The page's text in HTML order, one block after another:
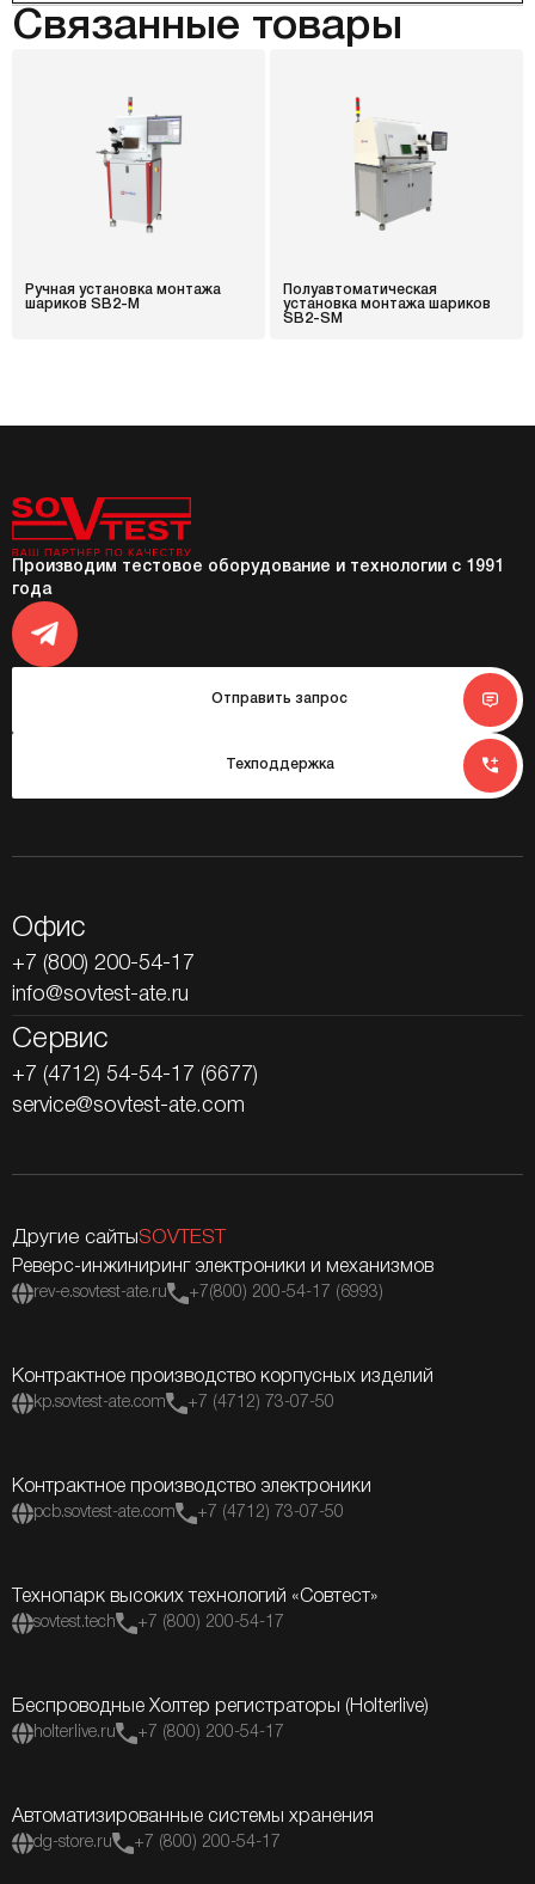
Связанные товары
Ручная установка монтажа
шариков SB2-M
Полуавтоматическая
установка монтажа шариков
SB2-SM
Производим тестовое оборудование и технологии с 1991
года
Отправить запрос
Техподдержка
Офис
+7 (800) 200-54-17
info@sovtest-ate.ru
Сервис
+7 (4712) 54-54-17 (6677)
service@sovtest-ate.com
Другие сайтыSOVTEST
Реверс-инжиниринг электроники и механизмов
rev-e.sovtest-ate.ru +7(800) 200-54-17 (6993)
Контрактное производство корпусных изделий
kp.sovtest-ate.com +7 (4712) 73-07-50
Контрактное производство электроники
pcb.sovtest-ate.com +7 (4712) 73-07-50
Технопарк высоких технологий «Совтест»
sovtest.tech +7 (800) 200-54-17
Беспроводные Холтер регистраторы (Holterlive)
holterlive.ru +7 (800) 200-54-17
Автоматизированные системы хранения
dg-store.ru +7 (800) 200-54-17